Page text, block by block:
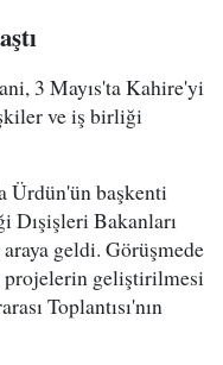
3 Mayıs'ta Kahire'yi
ve iş birliği
Ürdün'ün başkenti
Dışişleri Bakanları
geldi. Görüşmede
projelerin geliştirilmesi
Toplantısı'nın